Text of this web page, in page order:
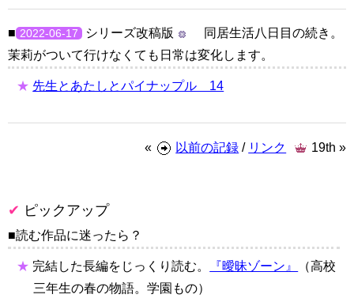
2022-06-17 シリーズ改稿版
同居生活八日目の続き。
茉莉がついて行けなくても日常は変化します。
先生とあたしとパイナップル 14
以前の記録 / リンク 19th
ピックアップ
読む作品に迷ったら？
完結した長編をじっくり読む。 『曖昧ゾーン』
（高校
三年生の春の物語。学園もの）